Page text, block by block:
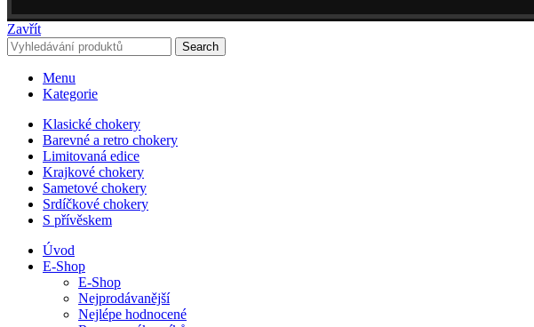
Zavřít
Search
Menu
Kategorie
Klasické chokery
Barevné a retro chokery
Limitovaná edice
Krajkové chokery
Sametové chokery
Srdíčkové chokery
S přívěskem
Úvod
E-Shop
E-Shop
Nejprodávanější
Nejlépe hodnocené